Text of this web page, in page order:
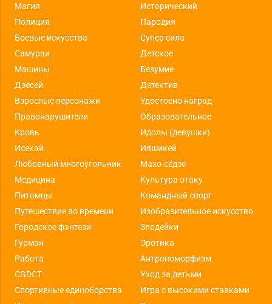
Магия
Исторический
Полиция
Пародия
Боевые искусства
Супер сила
Самураи
Детское
Машины
Безумие
Дзёсей
Детектив
Взрослые персонажи
Удостоено наград
Правонарушители
Образовательное
Кровь
Идолы (девушки)
Исекай
Ияшикей
Любовный многоугольник
Махо-сёдзё
Медицина
Культура отаку
Питомцы
Командный спорт
Путешествие во времени
Изобразительное искусство
Городское фэнтези
Злодейки
Гурман
Эротика
Работа
Антропоморфизм
CGDCT
Уход за детьми
Спортивные единоборства
Игра с высокими ставками